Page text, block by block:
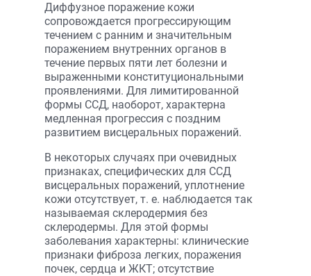
Диффузное поражение кожи
сопровождается прогрессирующим
течением с ранним и значительным
поражением внутренних органов в
течение первых пяти лет болезни и
выраженными конституциональными
проявлениями. Для лимитированной
формы ССД, наоборот, характерна
медленная прогрессия с поздним
развитием висцеральных поражений.
В некоторых случаях при очевидных
признаках, специфических для ССД
висцеральных поражений, уплотнение
кожи отсутствует, т. е. наблюдается так
называемая склеродермия без
склеродермы. Для этой формы
заболевания характерны: клинические
признаки фиброза легких, поражения
почек, сердца и ЖКТ; отсутствие